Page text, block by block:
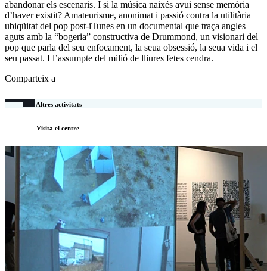
abandonar els escenaris. I si la música naixés avui sense memòria
d’haver existit? Amateurisme, anonimat i passió contra la utilitària
ubiqüitat del pop post-iTunes en un documental que traça angles
aguts amb la “bogeria” constructiva de Drummond, un visionari del
pop que parla del seu enfocament, la seua obsessió, la seua vida i el
seu passat. I l’assumpte del milió de lliures fetes cendra.
Comparteix a
Altres activitats
Visita el centre